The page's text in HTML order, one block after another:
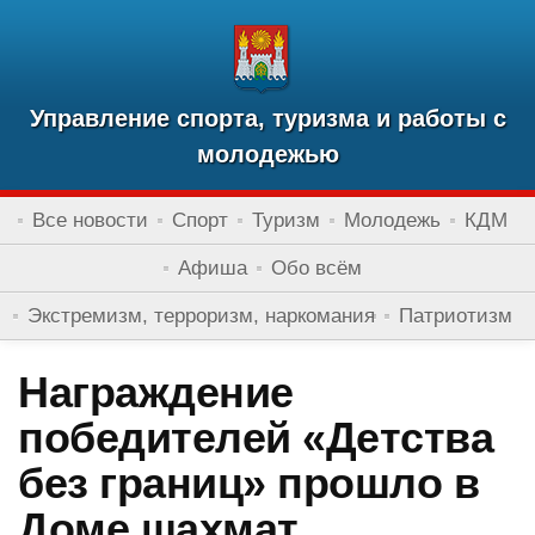
Управление спорта, туризма и работы с
молодежью
Все новости Спорт Туризм Молодежь КДМ
Афиша Обо всём
Экстремизм, терроризм, наркомания Патриотизм
Награждение
победителей «Детства
без границ» прошло в